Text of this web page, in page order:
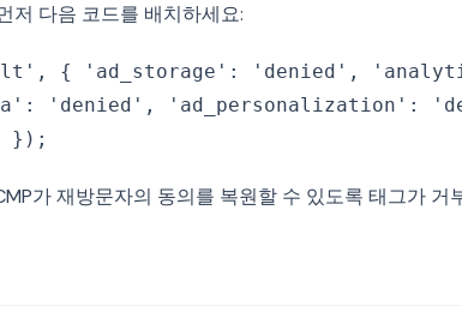
저 다음 코드를 배치하세요:
{ 'ad_storage': 'denied',
'denied', 'ad_personalization':
});
가 재방문자의 동의를 복원할 수 있도록 태그가 거